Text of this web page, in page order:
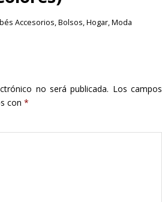
Accesorios,Bolsos,Hogar,Moda
no será publicada. Los campos
con *